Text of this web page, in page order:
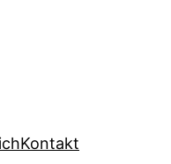
Kontakt